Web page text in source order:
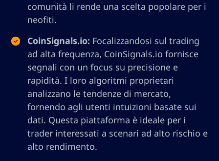
comunità li rende una scelta popolare per i
neofiti.
CoinSignals.io: Focalizzandosi sul trading
ad alta frequenza, CoinSignals.io fornisce
segnali con un focus su precisione e
rapidità. I loro algoritmi proprietari
analizzano le tendenze di mercato,
fornendo agli utenti intuizioni basate sui
dati. Questa piattaforma è ideale per i
trader interessati a scenari ad alto rischio e
alto rendimento.